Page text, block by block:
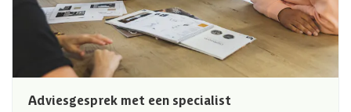
Adviesgesprek met een specialist